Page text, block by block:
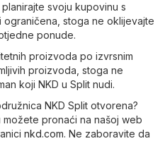
svoju kupovinu s
ograničena, stoga ne oklijevajte
ponude.
proizvoda po izvrsnim
proizvoda, stoga ne
koji NKD u Split nudi.
NKD Split otvorena?
pronaći na našoj web
nkd.com. Ne zaboravite da